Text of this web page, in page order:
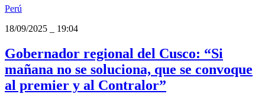
Perú
18/09/2025
19:04
Gobernador regional del Cusco: “Si
mañana no se soluciona, que se convoque
al premier y al Contralor”